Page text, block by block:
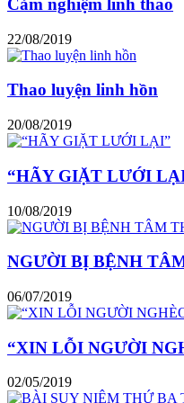
Cảm nghiệm linh thao
22/08/2019
Thao luyện linh hồn
20/08/2019
“HÃY GIẶT LƯỚI
10/08/2019
NGƯỜI BỊ BỆNH
06/07/2019
“XIN LỖI NGƯỜI
02/05/2019